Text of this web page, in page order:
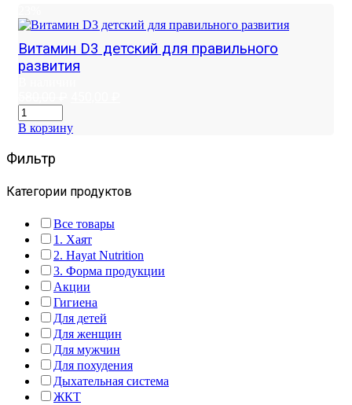
Витамин D3 детский для правильного
развития
составляла
В корзину
Фильтр
Категории продуктов
Все товары
1. Хаят
2. Hayat Nutrition
3. Форма продукции
Акции
Гигиена
Для детей
Для женщин
Для мужчин
Для похудения
Дыхательная система
ЖКТ